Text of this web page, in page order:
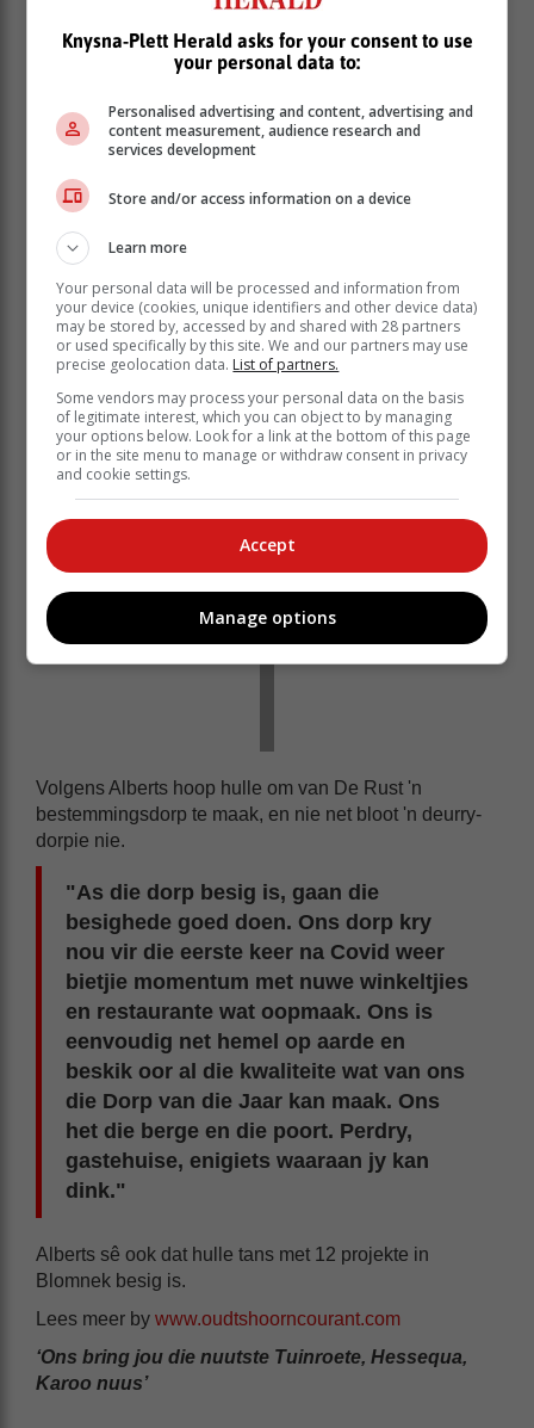
Werner Alberts, eienaar van De Rust Hotel en lid van
die De Rust-komitee sê inwoners is in ekstase oor die
nuus en is hulle behoorlik gerat om die titel weer te
wen.
"Toe De Rust in 2011 gewen het, het dit ons dorp en
inwoners bietjie opgehef. Mense was trots en het
moeite gedoen om die dorp te laat mooi lyk. Hulle het
ge-investeer in die dorp. Die eiendomspryse het
gestyg en nuwe besighede het oopgemaak. Ons het
toeriste van oral ontvang. Toe kom Covid. Dit het nie
net ons dorp nie, maar die hele land lam gelê en eens
florerende besighede moes skielik toemaak. Hierdie is
die perfekte geleenthede om De Rust weer die
hupstoot te gee wat hy nodig het."
Volgens Alberts hoop hulle om van De Rust 'n
bestemmingsdorp te maak, en nie net bloot 'n deurry-
dorpie nie.
"As die dorp besig is, gaan die
besighede goed doen. Ons dorp kry
nou vir die eerste keer na Covid weer
bietjie momentum met nuwe winkeltjies
en restaurante wat oopmaak. Ons is
eenvoudig net hemel op aarde en
beskik oor al die kwaliteite wat van ons
die Dorp van die Jaar kan maak. Ons
het die berge en die poort. Perdry,
gastehuise, enigiets waaraan jy kan
dink."
Alberts sê ook dat hulle tans met 12 projekte in
Blomnek besig is.
Lees meer by www.oudtshoorncourant.com
‘Ons bring jou die nuutste Tuinroete, Hessequa,
Karoo nuus’
Knysna-Plett Herald asks for your consent to use
your personal data to:
Personalised advertising and content, advertising and
content measurement, audience research and
services development
Store and/or access information on a device
Learn more
Your personal data will be processed and information from
your device (cookies, unique identifiers and other device data)
may be stored by, accessed by and shared with 28 partners
or used specifically by this site. We and our partners may use
precise geolocation data. List of partners.
Some vendors may process your personal data on the basis
of legitimate interest, which you can object to by managing
your options below. Look for a link at the bottom of this page
or in the site menu to manage or withdraw consent in privacy
and cookie settings.
Accept
Manage options